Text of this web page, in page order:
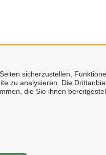
sicherzustellen,
zu analysieren. Die
die Sie ihnen